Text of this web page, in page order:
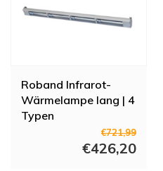
Roband Infrarot-
Wärmelampe lang | 4
Typen
€721,99
€426,20